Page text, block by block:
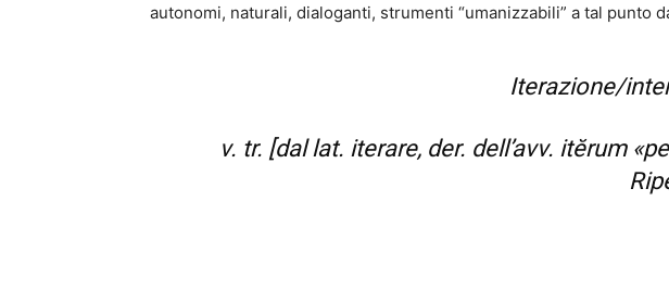
autonomi, naturali, dialoganti, strumenti “umanizzabili” a tal
Iterazione/
v. tr. [dal lat. iterare, der. dell’avv. itĕrum